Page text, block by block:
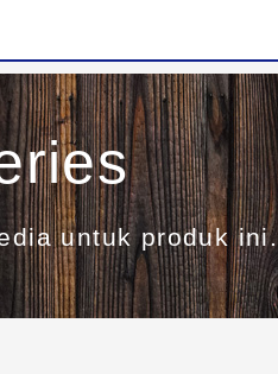
untuk produk ini.